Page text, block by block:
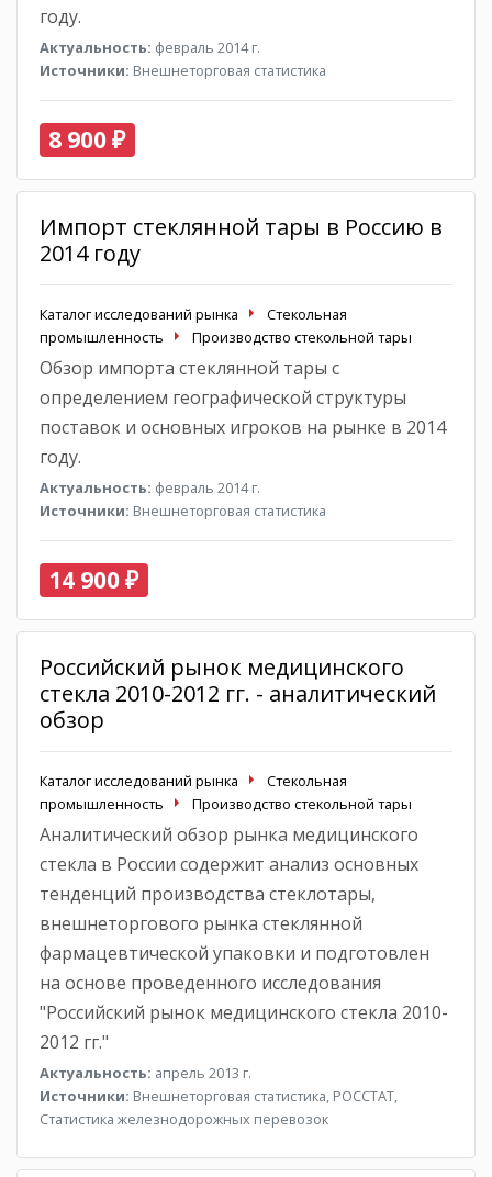
году.
Актуальность: февраль 2014 г.
Источники: Внешнеторговая статистика
8 900 ₽
Импорт стеклянной тары в Россию в
2014 году
Каталог исследований рынка
Стекольная
промышленность
Производство стекольной тары
Обзор импорта стеклянной тары с
определением географической структуры
поставок и основных игроков на рынке в 2014
году.
Актуальность: февраль 2014 г.
Источники: Внешнеторговая статистика
14 900 ₽
Российский рынок медицинского
стекла 2010-2012 гг. - аналитический
обзор
Каталог исследований рынка
Стекольная
промышленность
Производство стекольной тары
Аналитический обзор рынка медицинского
стекла в России содержит анализ основных
тенденций производства стеклотары,
внешнеторгового рынка стеклянной
фармацевтической упаковки и подготовлен
на основе проведенного исследования
"Российский рынок медицинского стекла 2010-
2012 гг."
Актуальность: апрель 2013 г.
Источники: Внешнеторговая статистика, РОССТАТ,
Статистика железнодорожных перевозок